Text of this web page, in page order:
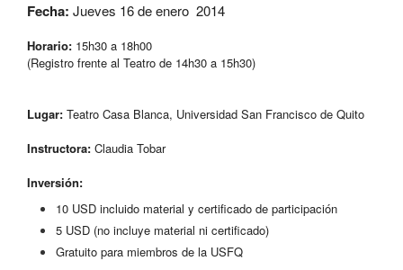
Fecha: Jueves 16de enero 2014
Horario: 15h30 a 18h00
(Registro frente al Teatro de 14h30 a 15h30)
Lugar: Teatro Casa Blanca, Universidad San Francisco de Quito
Instructora: Claudia Tobar
Inversión:
10 USD incluido material y certificado de participación
5 USD (no incluye material ni certificado)
Gratuito para miembros de la USFQ